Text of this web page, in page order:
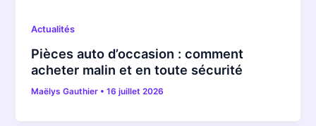
Actualités
Pièces auto d’occasion : comment
acheter malin et en toute sécurité
Maëlys Gauthier •16 juillet 2026